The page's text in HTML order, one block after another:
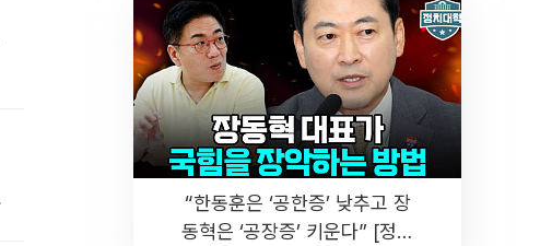
“한동훈은 ‘공한증’ 낮추고 장
동혁은 ‘공장증’ 키운다” [정치